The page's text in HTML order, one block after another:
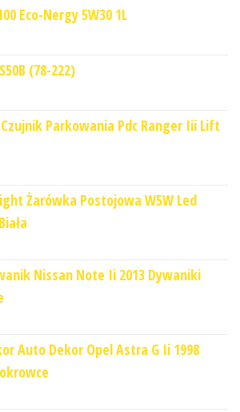
Eco-Nergy 5W30 1L
(78-222)
Parkowania Pdc Ranger Iii Lift
Żarówka Postojowa W5W Led
Nissan Note Ii 2013 Dywaniki
Auto Dekor Opel Astra G Ii 1998